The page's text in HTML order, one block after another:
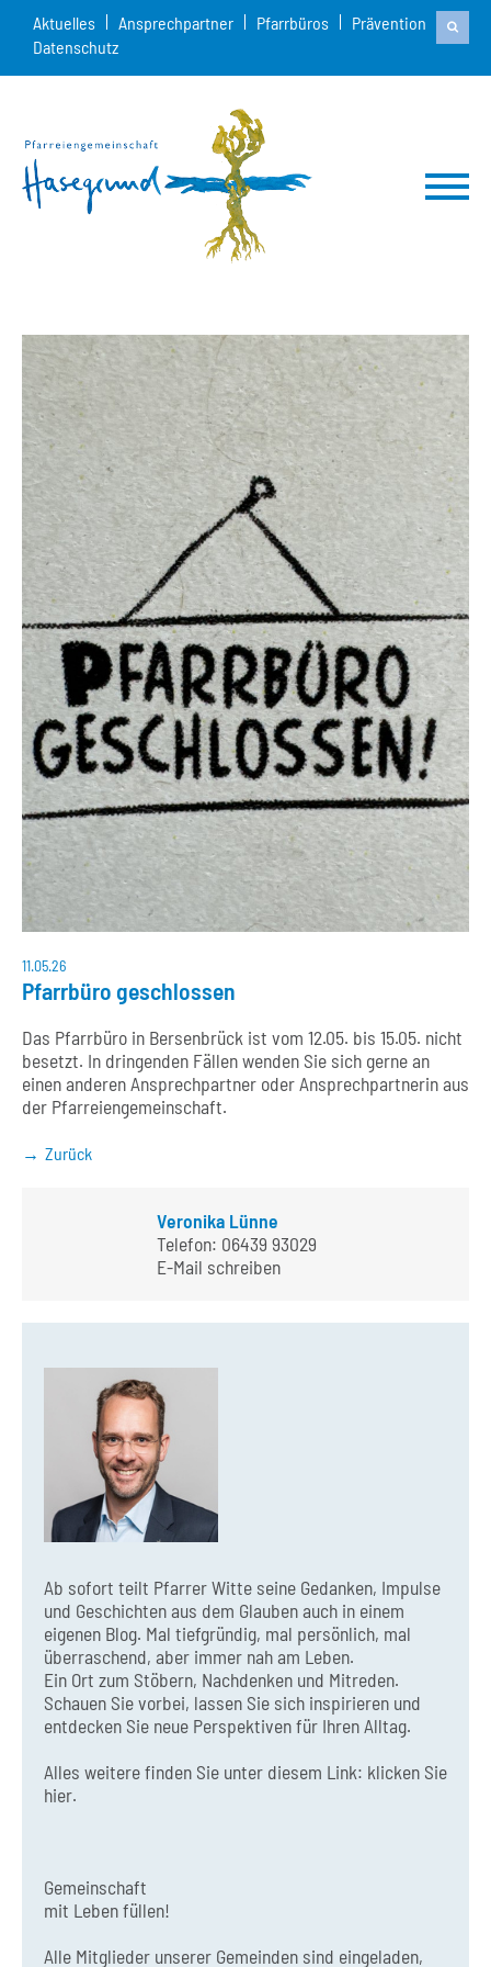
Aktuelles Ansprechpartner Pfarrbüros
Prävention
Datenschutz
11.05.26
Pfarrbüro geschlossen
Das Pfarrbüro in Bersenbrück ist vom 12.05. bis 15.05. nicht
besetzt. In dringenden Fällen wenden Sie sich gerne an
einen anderen Ansprechpartner oder Ansprechpartnerin aus
der Pfarreiengemeinschaft.
Zurück
Veronika Lünne
Telefon: 06439 93029
E-Mail schreiben
Ab sofort teilt Pfarrer Witte seine Gedanken, Impulse
und Geschichten aus dem Glauben auch in einem
eigenen Blog. Mal tiefgründig, mal persönlich, mal
überraschend, aber immer nah am Leben.
Ein Ort zum Stöbern, Nachdenken und Mitreden.
Schauen Sie vorbei, lassen Sie sich inspirieren und
entdecken Sie neue Perspektiven für Ihren Alltag.
Alles weitere finden Sie unter diesem Link: klicken Sie
hier.
Gemeinschaft
mit Leben füllen!
Alle Mitglieder unserer Gemeinden sind eingeladen,